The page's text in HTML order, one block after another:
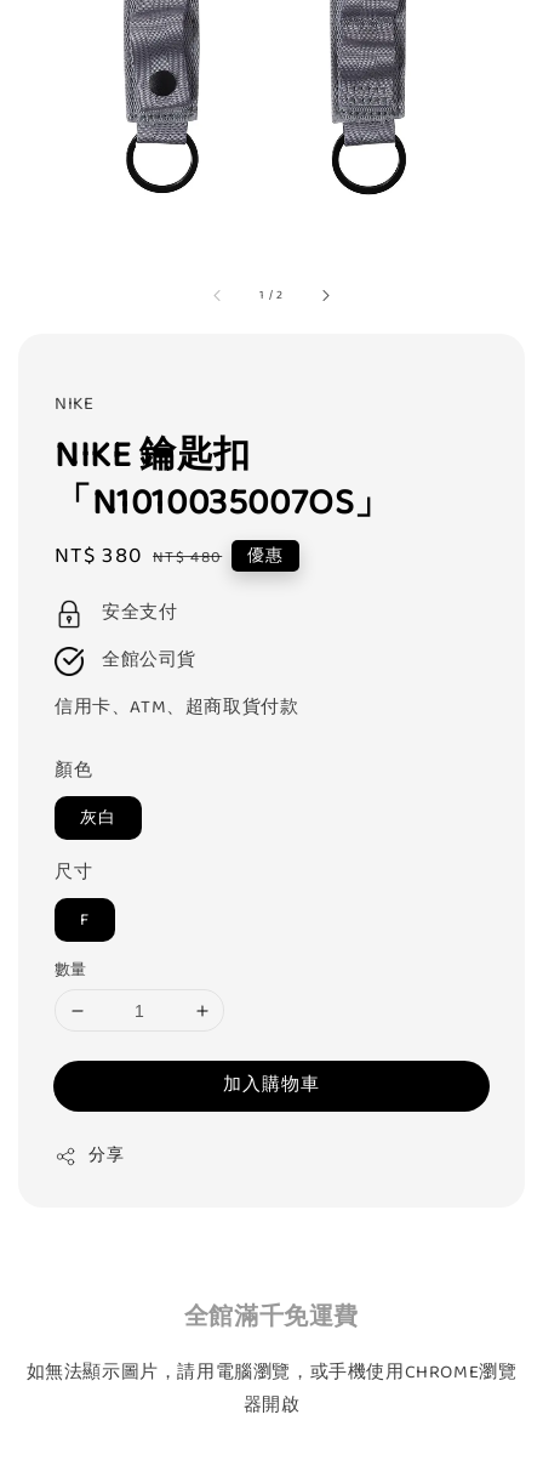
1 /2
NIKE
NIKE 鑰匙扣
「N1010035007OS」
Sale
NT$ 380 Regular
NT$ 480 優惠
安全支付
全館公司貨
信用卡、ATM、超商取貨付款
顏色
灰白
尺寸
F
數量
加入購物車
分享
全館滿千免運費
如無法顯示圖片，請用電腦瀏覽，或手機使用CHROME瀏覽
器開啟